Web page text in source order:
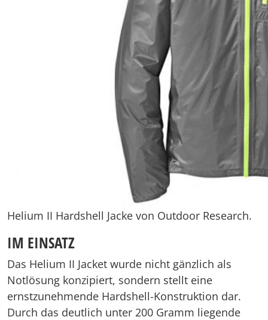
Helium II Hardshell Jacke von Outdoor Research.
IM EINSATZ
Das Helium II Jacket wurde nicht gänzlich als
Notlösung konzipiert, sondern stellt eine
ernstzunehmende Hardshell-Konstruktion dar.
Durch das deutlich unter 200 Gramm liegende